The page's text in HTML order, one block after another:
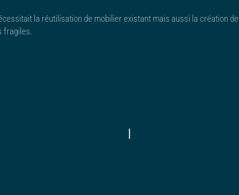
la réutilisation de mobilier existant mais aussi la création de
fragiles.
|